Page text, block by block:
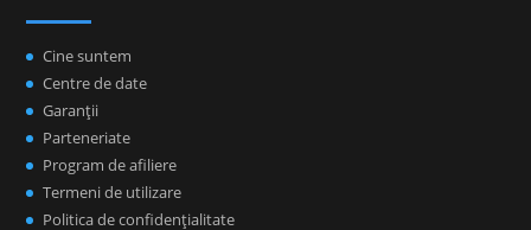
Cine suntem
Centre de date
Garanţii
Parteneriate
Program de afiliere
Termeni de utilizare
Politica de confidenţialitate